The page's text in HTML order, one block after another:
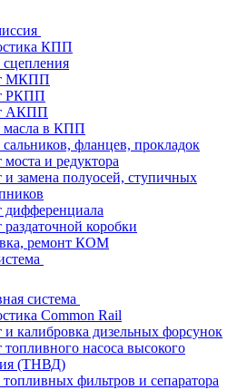
КПП
сцепления
МКПП
РКПП
АКПП
масла в КПП
сальников, фланцев, прокладок
и редуктора
и замена полуосей, ступичных
дифференциала
коробки
ремонт КОМ
система
Common Rail
и калибровка дизельных форсунок
топливного насоса высокого
(ТНВД)
топливных фильтров и сепаратора